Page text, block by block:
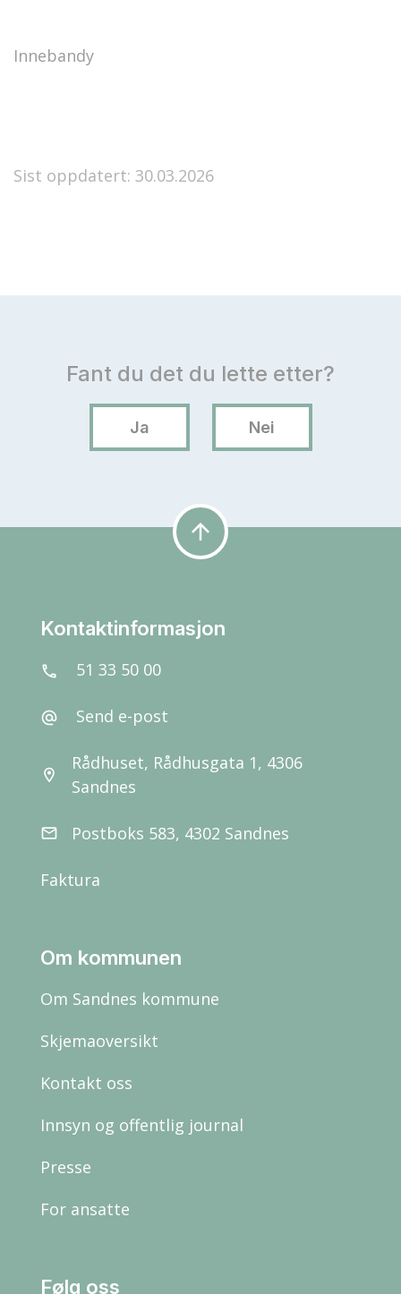
Innebandy
Sist oppdatert: 30.03.2026
arrow_upward
Kontaktinformasjon
call 51 33 50 00
alternate_email Send e-post
location_on
Rådhuset, Rådhusgata 1, 4306
Sandnes
email Postboks 583, 4302 Sandnes
Faktura
Om kommunen
Om Sandnes kommune
Skjemaoversikt
Kontakt oss
Innsyn og offentlig journal
Presse
For ansatte
Følg oss